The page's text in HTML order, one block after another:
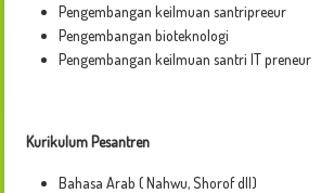
Pengembangan keilmuan santripreeur
Pengembangan bioteknologi
Pengembangan keilmuan santri IT preneur
Kurikulum Pesantren
Bahasa Arab ( Nahwu, Shorof dll)